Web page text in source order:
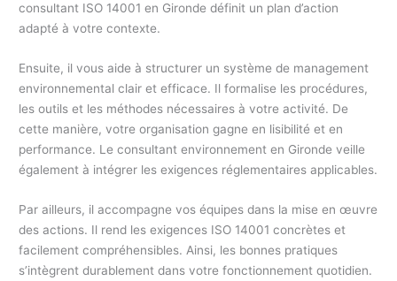
consultant ISO 14001 en Gironde définit un plan d’action
adapté à votre contexte.
Ensuite, il vous aide à structurer un système de management
environnemental clair et efficace. Il formalise les procédures,
les outils et les méthodes nécessaires à votre activité. De
cette manière, votre organisation gagne en lisibilité et en
performance. Le consultant environnement en Gironde veille
également à intégrer les exigences réglementaires applicables.
Par ailleurs, il accompagne vos équipes dans la mise en œuvre
des actions. Il rend les exigences ISO 14001 concrètes et
facilement compréhensibles. Ainsi, les bonnes pratiques
s’intègrent durablement dans votre fonctionnement quotidien.